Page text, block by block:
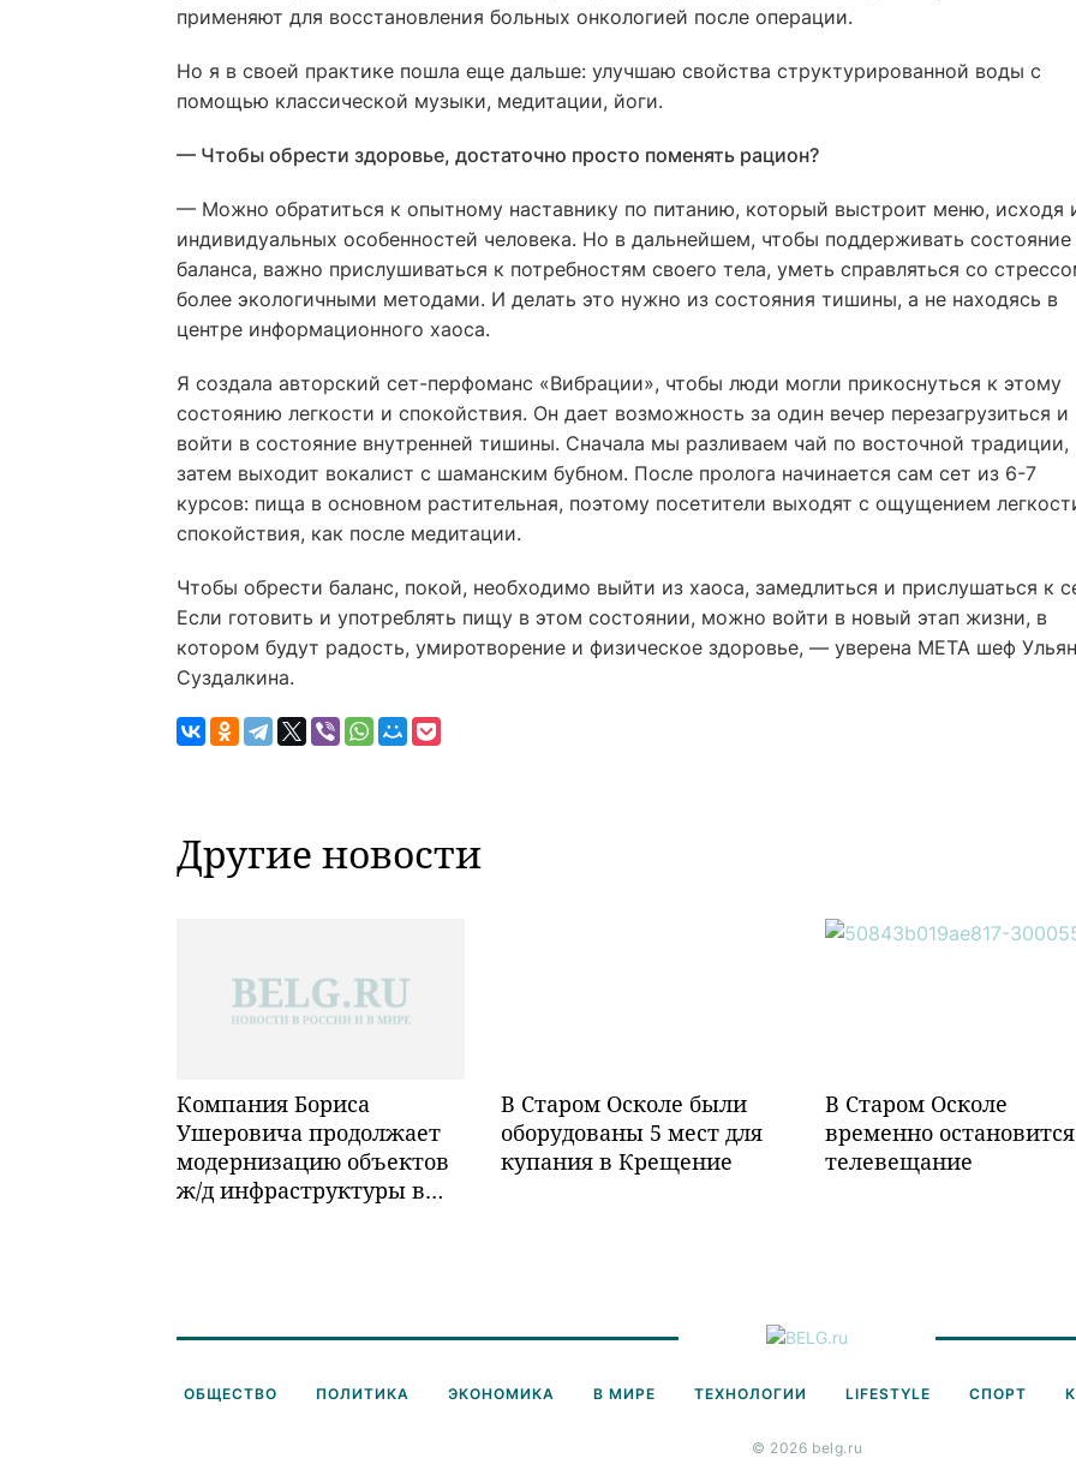
применяют для восстановления больных онкологией после операции.
Но я в своей практике пошла еще дальше: улучшаю свойства структурированной воды с
помощью классической музыки, медитации, йоги.
— Чтобы обрести здоровье, достаточно просто поменять рацион?
— Можно обратиться к опытному наставнику по питанию, который выстроит меню, исходя
индивидуальных особенностей человека. Но в дальнейшем, чтобы поддерживать состояние
баланса, важно прислушиваться к потребностям своего тела, уметь справляться со
более экологичными методами. И делать это нужно из состояния тишины, а не находясь в
центре информационного хаоса.
Я создала авторский сет-перфоманс «Вибрации», чтобы люди могли прикоснуться к этому
состоянию легкости и спокойствия. Он дает возможность за один вечер перезагрузиться и
войти в состояние внутренней тишины. Сначала мы разливаем чай по восточной традиции,
затем выходит вокалист с шаманским бубном. После пролога начинается сам сет из 6-7
курсов: пища в основном растительная, поэтому посетители выходят с ощущением
спокойствия, как после медитации.
Чтобы обрести баланс, покой, необходимо выйти из хаоса, замедлиться и прислушаться к
Если готовить и употреблять пищу в этом состоянии, можно войти в новый этап жизни, в
котором будут радость, умиротворение и физическое здоровье, — уверена МЕТА шеф
Суздалкина.
Другие новости
Компания Бориса
Ушеровича продолжает
модернизацию объектов
ж/д инфраструктуры в
В Старом Осколе были
оборудованы 5 мест для
купания в Крещение
В Старом Осколе
временно остановится
телевещание
ОБЩЕСТВО ПОЛИТИКА ЭКОНОМИКА В МИРЕ ТЕХНОЛОГИИ LIFESTYLE СПОРТ
© 2026 belg.ru